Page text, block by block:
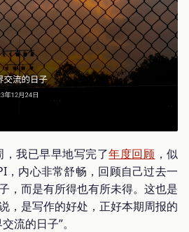
我已早早地写完了年度回顾 ，似
，内心非常舒畅，回顾自己过去一
，而是有所得也有所未得。这也是
，是写作的好处，正好本期周报的
流的日子”。